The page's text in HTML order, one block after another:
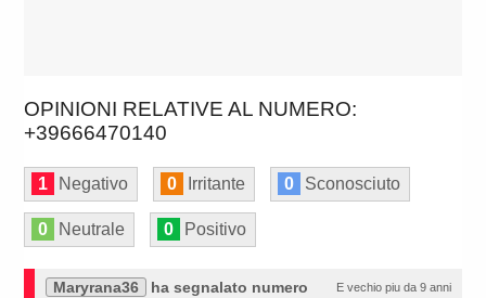
OPINIONI RELATIVE AL NUMERO:
+39666470140
1 Negativo 0 Irritante 0 Sconosciuto
0 Neutrale 0 Positivo
E vechio piu da 9 anni
Maryrana36
ha segnalato numero